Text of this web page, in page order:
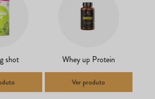
shot Whey up Protein
Ver produto